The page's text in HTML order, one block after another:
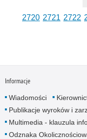
2720 2721 2722
Informacje
Wiadomości
Publikacje wyroków i
Multimedia - klauzula
Odznaka